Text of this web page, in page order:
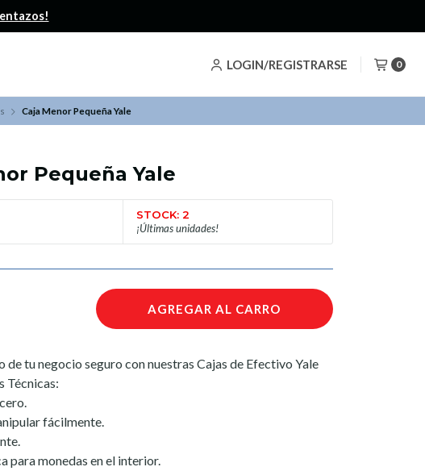
LOGIN/REGISTRARSE 0
Caja Menor Pequeña Yale
Pequeña Yale
STOCK: 2
¡Últimas unidades!
AGREGAR AL CARRO
de tu negocio seguro con nuestras Cajas de Efectivo Yale
Técnicas:
fácilmente.
para monedas en el interior.